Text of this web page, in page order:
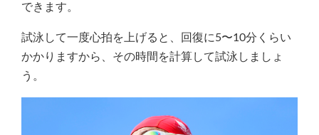
できます。
試泳して一度心拍を上げると、回復に5〜10分くらい
かかりますから、その時間を計算して試泳しましょ
う。